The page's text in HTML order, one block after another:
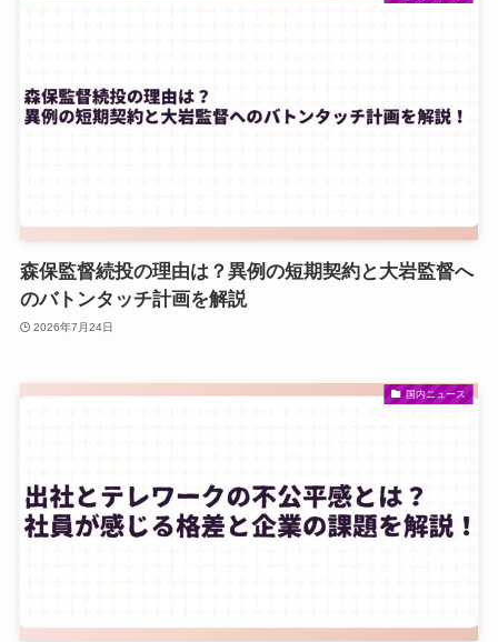
森保監督続投の理由は？異例の短期契約と大岩監督へ
のバトンタッチ計画を解説
2026年7月24日
国内ニュース